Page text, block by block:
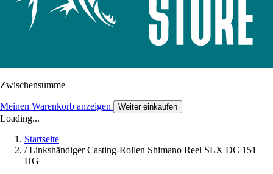
Zwischensumme
Meinen Warenkorb anzeigen Weiter einkaufen
Loading...
Startseite
/ Linkshändiger Casting-Rollen Shimano Reel SLX DC 151
HG